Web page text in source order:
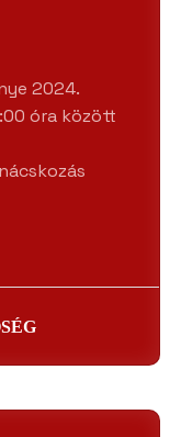
2024.
óra között